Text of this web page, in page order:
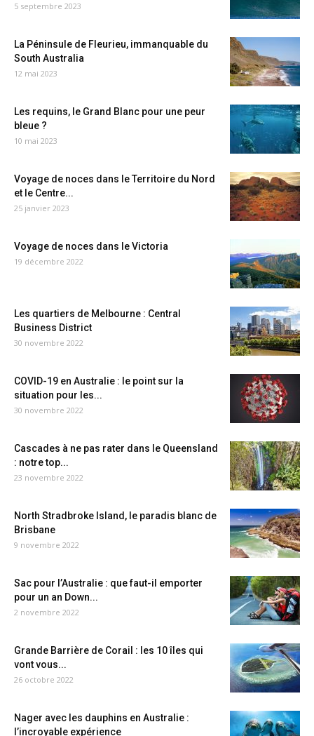
5 septembre 2023
La Péninsule de Fleurieu, immanquable du
South Australia
12 mai 2023
Les requins, le Grand Blanc pour une peur
bleue ?
10 mai 2023
Voyage de noces dans le Territoire du Nord
et le Centre...
25 janvier 2023
Voyage de noces dans le Victoria
19 décembre 2022
Les quartiers de Melbourne : Central
Business District
30 novembre 2022
COVID-19 en Australie : le point sur la
situation pour les...
30 novembre 2022
Cascades à ne pas rater dans le Queensland
: notre top...
23 novembre 2022
North Stradbroke Island, le paradis blanc de
Brisbane
9 novembre 2022
Sac pour l’Australie : que faut-il emporter
pour un an Down...
2 novembre 2022
Grande Barrière de Corail : les 10 îles qui
vont vous...
26 octobre 2022
Nager avec les dauphins en Australie :
l’incroyable expérience